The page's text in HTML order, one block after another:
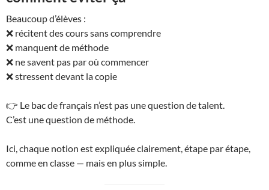
Beaucoup d’élèves :
❌ récitent des cours sans comprendre
❌ manquent de méthode
❌ ne savent pas par où commencer
❌ stressent devant la copie
👉 Le bac de français n’est pas une question de talent.
C’est une question de méthode.
Ici, chaque notion est expliquée clairement, étape par étape,
comme en classe — mais en plus simple.